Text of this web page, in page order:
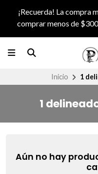
¡Recuerda! La compra
comprar menos de
Inicio 1
1
Aún no hay